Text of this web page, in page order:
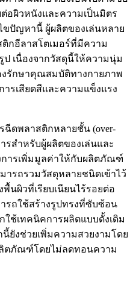
อผิวหนังและความเป็นมิตร
ขปัญหานี้ ผู้ผลิตของเล่นหลาย
ติกอีลาสโตเมอร์ที่มีความ
เนื่องจากวัสดุนี้ให้ความนุ่ม
รักษาคุณสมบัติทางกายภาพ
รเสียดสีและความแข็งแรง
ฉีดพลาสติกหลายชั้น (over-
รสำหรับผู้ผลิตของเล่นและ
ารเพิ่มมูลค่าให้กับผลิตภัณฑ์
ารถรวมวัสดุหลายชนิดเข้าไว้
นผิวที่เรียบเนียนไร้รอยต่อ
รถใช้สร้างรูปทรงที่ซับซ้อน
ใช้เทคนิคการผลิตแบบดั้งเดิม
ยังช่วยเพิ่มความสวยงามโดย
ตภัณฑ์โดยไม่ลดทอนความ